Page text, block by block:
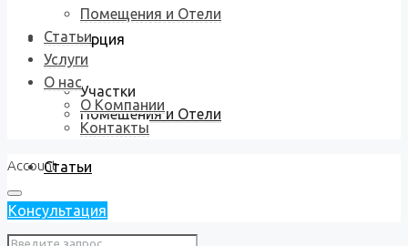
Коммерция
Участки
Помещения и Отели
Статьи
Помещения и Отели
Статьи
Услуги
О нас
О Компании
Контакты
Account
Консультация